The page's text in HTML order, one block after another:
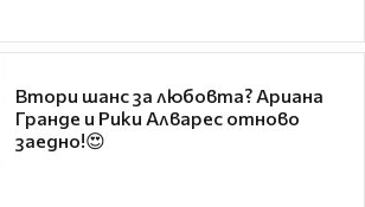
Втори шанс за любовта? Ариана
Гранде и Рики Алварес отново
заедно!😍